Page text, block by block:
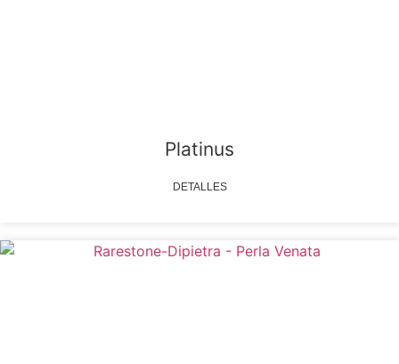
Platinus
DETALLES